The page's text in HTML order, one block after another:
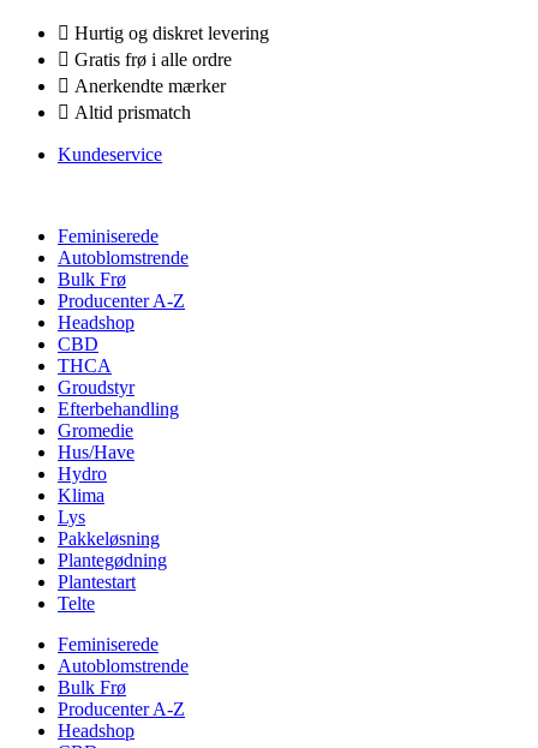
Hurtig og diskret levering
Gratis frø i alle ordre
Anerkendte mærker
Altid prismatch
Kundeservice
Feminiserede
Autoblomstrende
Bulk Frø
Producenter A-Z
Headshop
CBD
THCA
Groudstyr
Efterbehandling
Gromedie
Hus/Have
Hydro
Klima
Lys
Pakkeløsning
Plantegødning
Plantestart
Telte
Feminiserede
Autoblomstrende
Bulk Frø
Producenter A-Z
Headshop